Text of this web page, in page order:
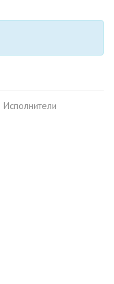
Исполнители